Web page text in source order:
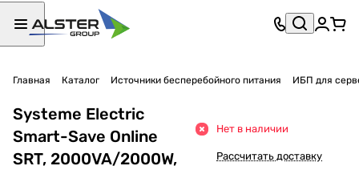
Главная Каталог Источники бесперебойного питания ИБП для
Systeme Electric
Smart-Save Online
SRT, 2000VA/2000W,
Нет в наличии
Рассчитать доставку